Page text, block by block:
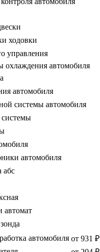
ходовки
управления
охлаждения автомобиля
автомобиля
системы автомобиля
автомобиля
абс
автомат
автомобиля от 931 ₽